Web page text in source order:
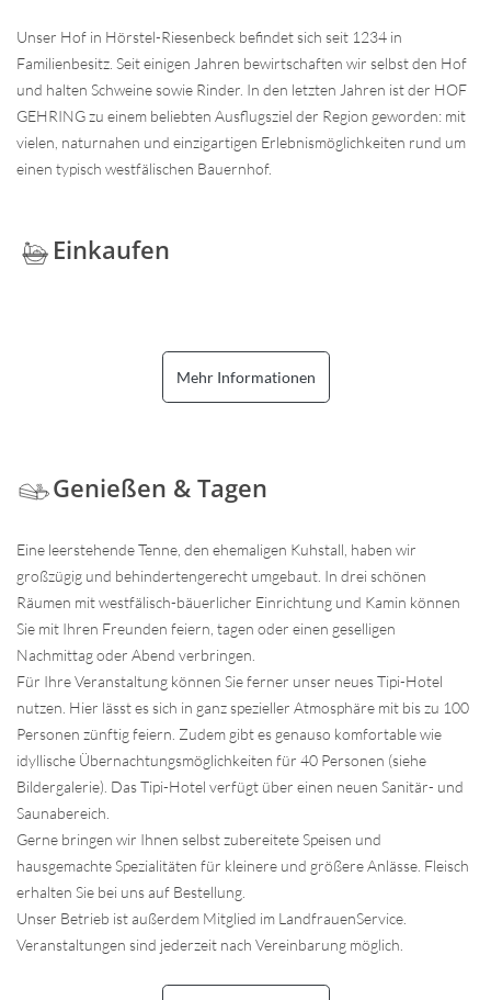
Unser Hof in Hörstel-Riesenbeck befindet sich seit 1234 in
Familienbesitz. Seit einigen Jahren bewirtschaften wir selbst den Hof
und halten Schweine sowie Rinder. In den letzten Jahren ist der HOF
GEHRING zu einem beliebten Ausflugsziel der Region geworden: mit
vielen, naturnahen und einzigartigen Erlebnismöglichkeiten rund um
einen typisch westfälischen Bauernhof.
Einkaufen
Mehr Informationen
Genießen & Tagen
Eine leerstehende Tenne, den ehemaligen Kuhstall, haben wir
großzügig und behindertengerecht umgebaut. In drei schönen
Räumen mit westfälisch-bäuerlicher Einrichtung und Kamin können
Sie mit Ihren Freunden feiern, tagen oder einen geselligen
Nachmittag oder Abend verbringen.
Für Ihre Veranstaltung können Sie ferner unser neues Tipi-Hotel
nutzen. Hier lässt es sich in ganz spezieller Atmosphäre mit bis zu 100
Personen zünftig feiern. Zudem gibt es genauso komfortable wie
idyllische Übernachtungsmöglichkeiten für 40 Personen (siehe
Bildergalerie). Das Tipi-Hotel verfügt über einen neuen Sanitär- und
Saunabereich.
Gerne bringen wir Ihnen selbst zubereitete Speisen und
hausgemachte Spezialitäten für kleinere und größere Anlässe. Fleisch
erhalten Sie bei uns auf Bestellung.
Unser Betrieb ist außerdem Mitglied im LandfrauenService.
Veranstaltungen sind jederzeit nach Vereinbarung möglich.